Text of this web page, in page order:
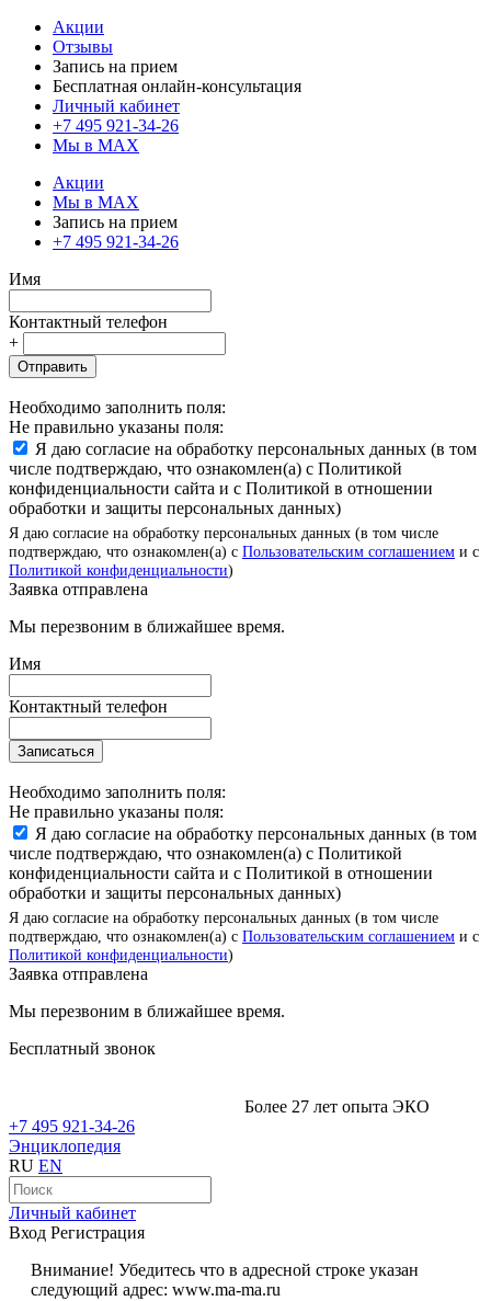
Акции
Отзывы
Запись на прием
Бесплатная онлайн-консультация
Личный кабинет
+7 495 921-34-26
Мы в MAX
Акции
Мы в MAX
Запись на прием
+7 495 921-34-26
Имя
Контактный телефон
+
Отправить
Необходимо заполнить поля:
Не правильно указаны поля:
Я даю согласие на обработку персональных данных (в том
числе подтверждаю, что ознакомлен(а) с Политикой
конфиденциальности сайта и с Политикой в отношении
обработки и защиты персональных данных)
Я даю согласие на обработку персональных данных (в том числе
подтверждаю, что ознакомлен(а) с Пользовательским соглашением и с
Политикой конфиденциальности)
Заявка отправлена
Мы перезвоним в ближайшее время.
Имя
Контактный телефон
Записаться
Необходимо заполнить поля:
Не правильно указаны поля:
Я даю согласие на обработку персональных данных (в том
числе подтверждаю, что ознакомлен(а) с Политикой
конфиденциальности сайта и с Политикой в отношении
обработки и защиты персональных данных)
Я даю согласие на обработку персональных данных (в том числе
подтверждаю, что ознакомлен(а) с Пользовательским соглашением и с
Политикой конфиденциальности)
Заявка отправлена
Мы перезвоним в ближайшее время.
Бесплатный звонок
Более 27 лет опыта ЭКО
+7 495 921-34-26
Энциклопедия
RU EN
Личный кабинет
Вход Регистрация
Внимание! Убедитесь что в адресной строке указан
следующий адрес: www.ma-ma.ru